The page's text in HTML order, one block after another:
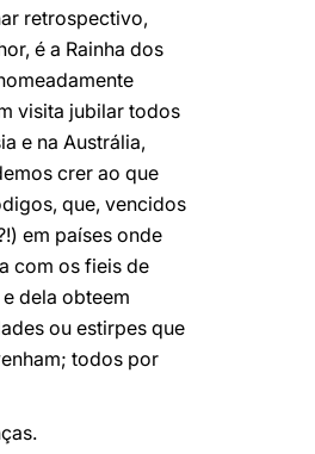
retrospectivo,
é a Rainha dos
visita jubilar todos
e na Austrália,
crer ao que
que, vencidos
em países onde
com os fieis de
dela obteem
ou estirpes que
todos por